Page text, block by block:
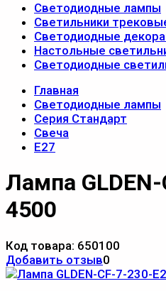
Светодиодные лампы
Светильники
Светодиодные
Настольные
Светодиодные
Главная
Светодиодные лампы
Серия Стандарт
Свеча
Е27
Лампа
4500
Код товара: 650100
Добавить отзыв0